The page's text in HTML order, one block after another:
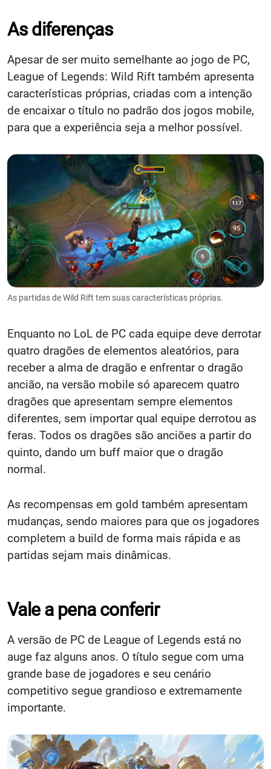
As diferenças
Apesar de ser muito semelhante ao jogo de PC,
League of Legends: Wild Rift também apresenta
características próprias, criadas com a intenção
de encaixar o título no padrão dos jogos mobile,
para que a experiência seja a melhor possível.
As partidas de Wild Rift tem suas características próprias.
Enquanto no LoL de PC cada equipe deve derrotar
quatro dragões de elementos aleatórios, para
receber a alma de dragão e enfrentar o dragão
ancião, na versão mobile só aparecem quatro
dragões que apresentam sempre elementos
diferentes, sem importar qual equipe derrotou as
feras. Todos os dragões são anciões a partir do
quinto, dando um buff maior que o dragão
normal.
As recompensas em gold também apresentam
mudanças, sendo maiores para que os jogadores
completem a build de forma mais rápida e as
partidas sejam mais dinâmicas.
Vale a pena conferir
A versão de PC de League of Legends está no
auge faz alguns anos. O título segue com uma
grande base de jogadores e seu cenário
competitivo segue grandioso e extremamente
importante.